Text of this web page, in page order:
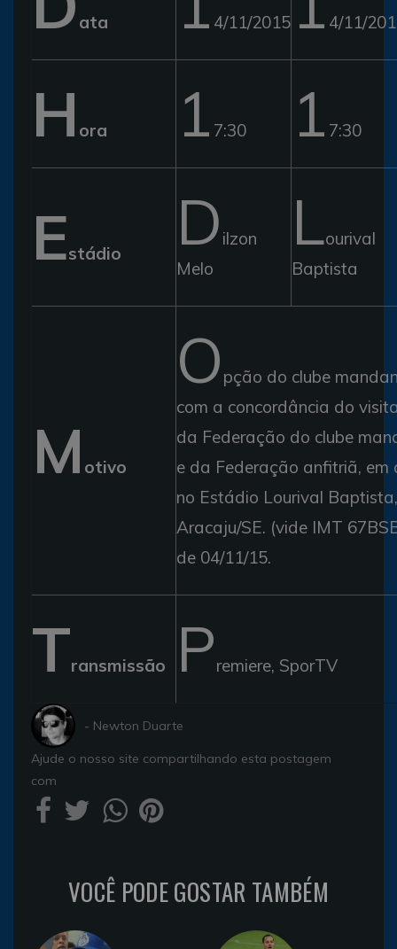
ata 4/11/2015 4/11/
H ora 1 7:30 1 7:30
Estádio D ilzon
Melo
Lourival
Baptista
M otivo
O pção do clube
com a concordância do
da Federação do clube
e da Federação anfitriã, em
no Estádio Lourival
Aracaju/SE. (vide IMT
de 04/11/15.
Transmissão Premiere, SporTV
- Newton Duarte
Ajude o nosso site compartilhando esta postagem
com
VOCÊ PODE GOSTAR TAMBÉM